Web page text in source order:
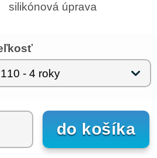
silikónová úprava
do košíka